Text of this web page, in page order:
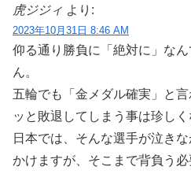
虎ジジィ より:
2023年10月31日 8:46 AM
仰る通り勝負に「絶対に」な
ん。
五輪でも「金メダル確実」と
ッと敗退してしまう事は珍し
日本では、そんな選手が泣き
かけますが、そこまで背負う必